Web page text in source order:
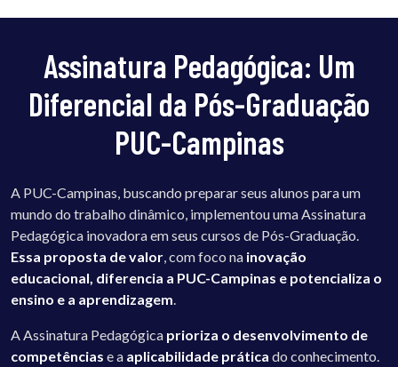
Assinatura Pedagógica: Um
Diferencial da Pós-Graduação
PUC-Campinas
A PUC-Campinas, buscando preparar seus alunos para um
mundo do trabalho dinâmico, implementou uma Assinatura
Pedagógica inovadora em seus cursos de Pós-Graduação.
Essa proposta de valor , com foco na inovação
educacional, diferencia a PUC-Campinas e potencializa o
ensino e a aprendizagem
A Assinatura Pedagógica prioriza o desenvolvimento de
competências e a aplicabilidade prática do conhecimento.